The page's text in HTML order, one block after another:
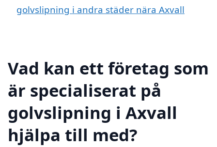
golvslipning i andra städer nära Axvall
Vad kan ett företag som
är specialiserat på
golvslipning i Axvall
hjälpa till med?